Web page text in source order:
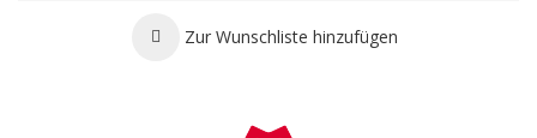
Zur Wunschliste hinzufügen